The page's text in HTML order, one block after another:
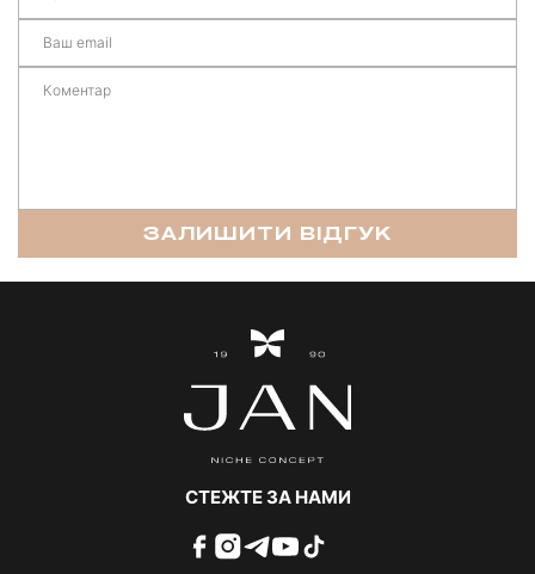
ЗАЛИШИТИ ВІДГУК
СТЕЖТЕ ЗА НАМИ